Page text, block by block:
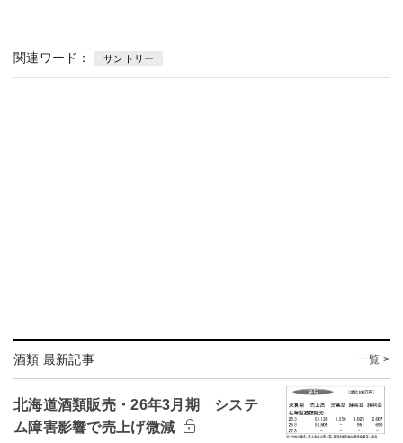
関連ワード： サントリー
酒類 最新記事 一覧 >
北海道酒類販売・26年3月期 システ
ム障害影響で売上げ微減